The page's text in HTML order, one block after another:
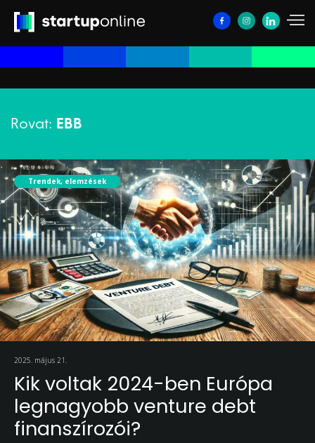
Rovat: EBB
Trendek, elemzések
2025. május 21.
Kik voltak 2024-ben Európa
legnagyobb venture debt
finanszírozói?